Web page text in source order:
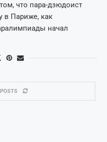
что пара-дзюдоист
в Париже, как
начал